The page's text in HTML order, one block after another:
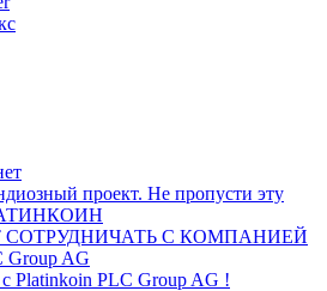
проект. Не пропусти эту
С КОМПАНИЕЙ
Group AG
Platinkoin PLC Group AG !